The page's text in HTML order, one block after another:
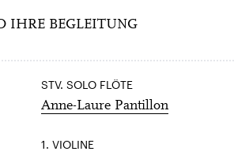
IHRE BEGLEITUNG
STV. SOLO FLÖTE
Anne-Laure Pantillon
1. VIOLINE